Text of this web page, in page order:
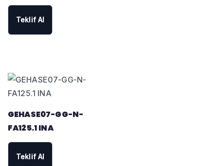
Teklif Al
GEHASE07-GG-N-
FA125.1 INA
Teklif Al